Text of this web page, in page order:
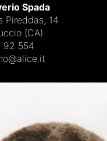
Spada
Pireddas, 14
(CA)
92 554